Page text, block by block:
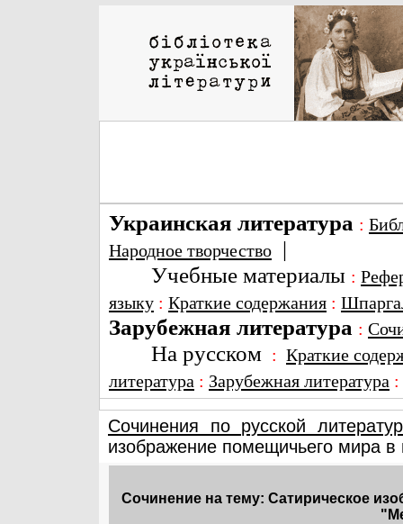
Украинская литература :
Народное творчество |
Учебные материалы :
языку : Краткие содержания :
Зарубежная литература :
На русском : Краткие
литература : Зарубежная литература
Сочинения по русской
изображение помещичьего мира
Сочинение на тему: Сатирическое